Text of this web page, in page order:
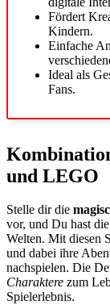
Fördert
Kindern.
Einfache
Ideal als
Fans.
und LEGO
Stelle dir die
vor, und Du hast
Welten. Mit diesen
und dabei ihre
nachspielen. Die
Charaktere zum
Spielerlebnis.